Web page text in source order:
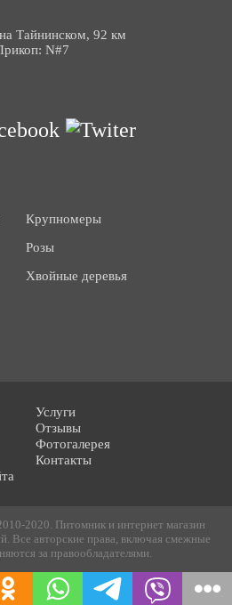
Тайнинском, 92 км
N#7
Крупномеры
Розы
Хвойные деревья
Услуги
Отзывы
Фотогалерея
Контакты
2020. Питомник и интернет магазин
Все авторские права, включая смежные
за правообладателями.